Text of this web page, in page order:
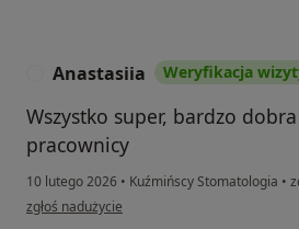
Anastasiia Weryfikacja
Wszystko super, bardzo
pracownicy
10 lutego 2026 • Kuźmińscy Stomatologia •
w opinii użytkownika Anastasiia
zgłoś nadużycie